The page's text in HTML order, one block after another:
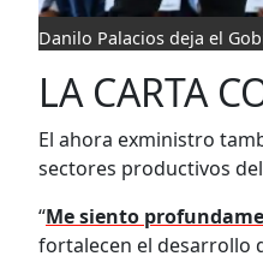
Danilo Palacios deja el
LA CARTA
El ahora exministro
sectores productivos
“Me siento
fortalecen el desarrollo